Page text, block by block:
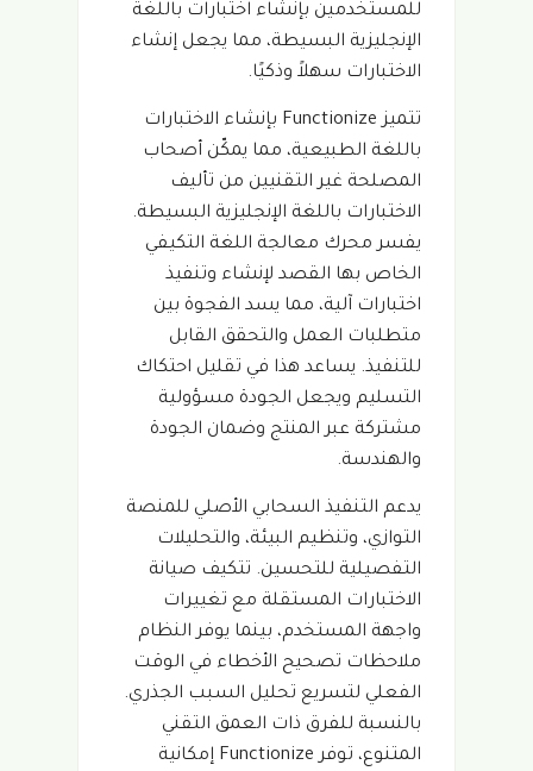
للمستخدمين بإنشاء اختبارات باللغة
الإنجليزية البسيطة، مما يجعل إنشاء
الاختبارات سهلاً وذكيًا.
تتميز Functionize بإنشاء الاختبارات
باللغة الطبيعية، مما يمكّن أصحاب
المصلحة غير التقنيين من تأليف
الاختبارات باللغة الإنجليزية البسيطة.
يفسر محرك معالجة اللغة التكيفي
الخاص بها القصد لإنشاء وتنفيذ
اختبارات آلية، مما يسد الفجوة بين
متطلبات العمل والتحقق القابل
للتنفيذ. يساعد هذا في تقليل احتكاك
التسليم ويجعل الجودة مسؤولية
مشتركة عبر المنتج وضمان الجودة
والهندسة.
يدعم التنفيذ السحابي الأصلي للمنصة
التوازي، وتنظيم البيئة، والتحليلات
التفصيلية للتحسين. تتكيف صيانة
الاختبارات المستقلة مع تغييرات
واجهة المستخدم، بينما يوفر النظام
ملاحظات تصحيح الأخطاء في الوقت
الفعلي لتسريع تحليل السبب الجذري.
بالنسبة للفرق ذات العمق التقني
المتنوع، توفر Functionize إمكانية